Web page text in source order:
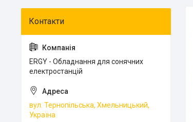
ERGY - Обладнання для сонячних
електростанцій
вул. Тернопільська, Хмельницький,
Україна